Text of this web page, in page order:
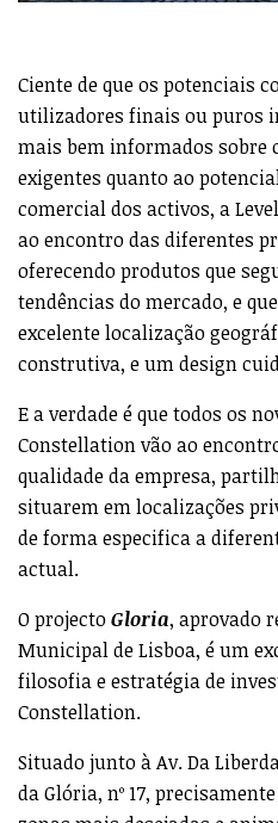
situarem em localizações
de forma especifica a
actual.
O projecto Gloria, aprovado
Municipal de Lisboa, é um
filosofia e estratégia de
Constellation.
Situado junto à Av. Da
da Glória, nº 17,
edifício residencial
passado vai ser agora
reabilitação profunda, com
do atelier português de
Dá-se assim uma nova vida a
se 12 novos apartamentos
exclusivos, com tipologias
T1, no qual estilos e texturas
diferentes se acabam por
perfeita, proporcionando ao
experiência de vida única
especial e cosmopolita.